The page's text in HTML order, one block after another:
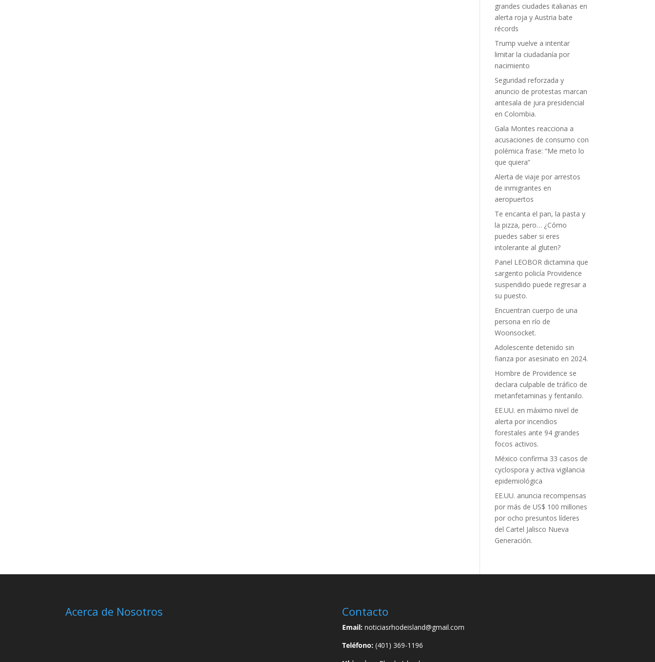
grandes ciudades italianas en
alerta roja y Austria bate
récords
Trump vuelve a intentar
limitar la ciudadanía por
nacimiento
Seguridad reforzada y
anuncio de protestas marcan
antesala de jura presidencial
en Colombia.
Gala Montes reacciona a
acusaciones de consumo con
polémica frase: “Me meto lo
que quiera”
Alerta de viaje por arrestos
de inmigrantes en
aeropuertos
Te encanta el pan, la pasta y
la pizza, pero… ¿Cómo
puedes saber si eres
intolerante al gluten?
Panel LEOBOR dictamina que
sargento policía Providence
suspendido puede regresar a
su puesto.
Encuentran cuerpo de una
persona en río de
Woonsocket.
Adolescente detenido sin
fianza por asesinato en 2024.
Hombre de Providence se
declara culpable de tráfico de
metanfetaminas y fentanilo.
EE.UU. en máximo nivel de
alerta por incendios
forestales ante 94 grandes
focos activos.
México confirma 33 casos de
cyclospora y activa vigilancia
epidemiológica
EE.UU. anuncia recompensas
por más de US$ 100 millones
por ocho presuntos líderes
del Cartel Jalisco Nueva
Generación.
Acerca de Nosotros Contacto
Email:noticiasrhodeisland@gmail.com
Teléfono:(401) 369-1196